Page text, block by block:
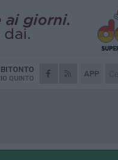
APP
BITONTO
QUINTO